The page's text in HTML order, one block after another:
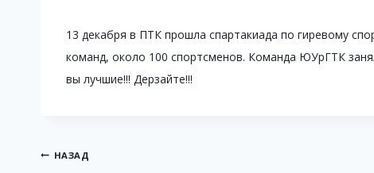
13 декабря в ПТК прошла спартакиада по гиревому
команд, около 100 спортсменов. Команда ЮУрГТК
вы лучшие!!! Дерзайте!!!
Навигация
НАЗАД